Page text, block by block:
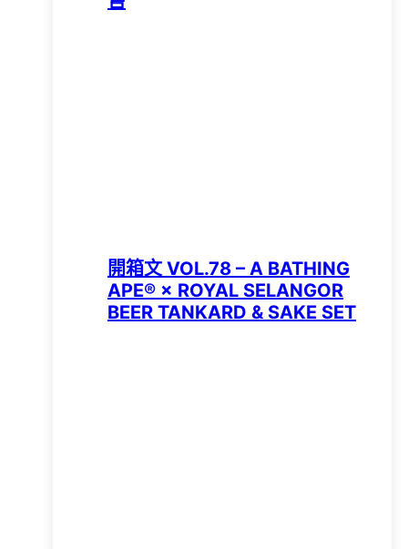
開箱文 VOL.78 – A BATHING
APE®︎ × ROYAL SELANGOR
BEER TANKARD & SAKE SET